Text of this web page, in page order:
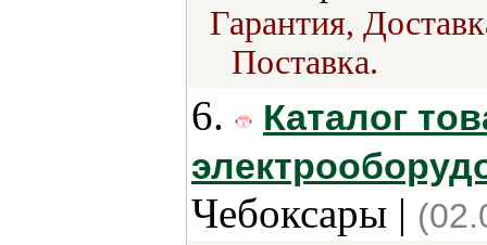
Гарантия,
Поставка.
6.
Каталог
Чебоксары |